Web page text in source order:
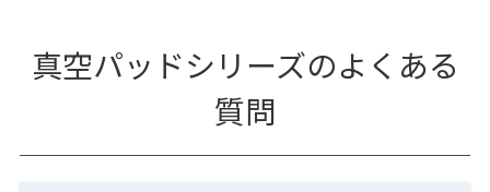
真空パッドシリーズのよくある
質問